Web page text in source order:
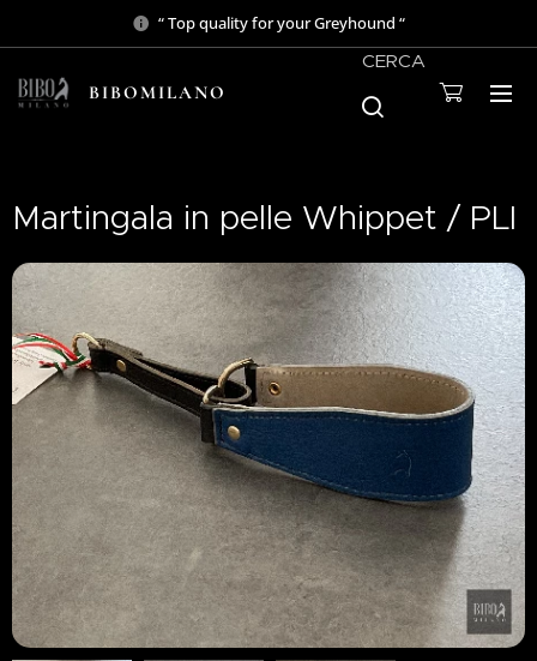
“ Top quality for your Greyhound “
BIBOMILANO
CERCA
Martingala in pelle Whippet / PLI